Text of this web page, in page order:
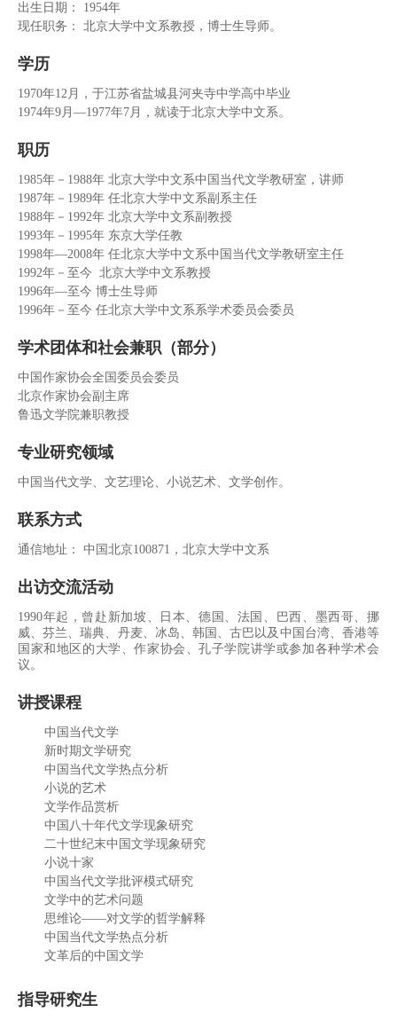
公
育
教
学
学
术
研
生
团
建
设
合
出生日期： 1954年
现任职务： 北京大学中文系教授，博士生导师。
学历
1970年12月，于江苏省盐城县河夹寺中学高中毕业
1974年9月—1977年7月，就读于北京大学中文系。
职历
1985年－1988年 北京大学中文系中国当代文学教研室，讲师
1987年－1989年 任北京大学中文系副系主任
1988年－1992年 北京大学中文系副教授
1993年－1995年 东京大学任教
1998年—2008年 任北京大学中文系中国当代文学教研室主任
1992年－至今 北京大学中文系教授
1996年—至今 博士生导师
1996年－至今 任北京大学中文系系学术委员会委员
学术团体和社会兼职（部分）
中国作家协会全国委员会委员
北京作家协会副主席
鲁迅文学院兼职教授
专业研究领域
中国当代文学、文艺理论、小说艺术、文学创作。
联系方式
通信地址： 中国北京100871，北京大学中文系
出访交流活动
1990年起，曾赴新加坡、日本、德国、法国、巴西、墨西哥、挪
威、芬兰、瑞典、丹麦、冰岛、韩国、古巴以及中国台湾、香港等
国家和地区的大学、作家协会、孔子学院讲学或参加各种学术会
议。
讲授课程
中国当代文学
新时期文学研究
中国当代文学热点分析
小说的艺术
文学作品赏析
中国八十年代文学现象研究
二十世纪末中国文学现象研究
小说十家
中国当代文学批评模式研究
文学中的艺术问题
思维论——对文学的哲学解释
中国当代文学热点分析
文革后的中国文学
指导研究生